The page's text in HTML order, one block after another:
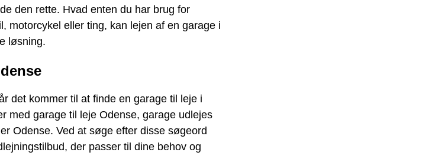
den rette. Hvad enten du har brug for
motorcykel eller ting, kan lejen af en garage i
løsning.
det kommer til at finde en garage til leje i
med garage til leje Odense, garage udlejes
Odense. Ved at søge efter disse søgeord
der passer til dine behov og